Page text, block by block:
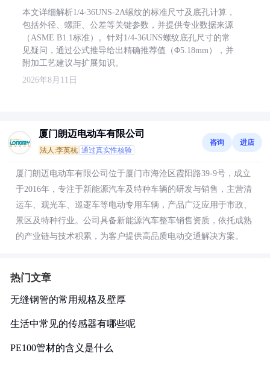
本文详细解析1/4-36UNS-2A螺纹的标准尺寸及底孔计算，
包括外径、螺距、公差等关键参数，并提供专业数据来源
（ASME B1.1标准）。针对1/4-36UNS螺纹底孔尺寸的常
见疑问，通过公式推导给出精确推荐值（Φ5.18mm），并
附加工艺建议与扩展知识。
2026年8月11日
厦门朗迈电动车有限公司
法人:李英杭 通过真实性核验
咨询 进店
厦门朗迈电动车有限公司位于厦门市海沧区霞阳路39-9号，成立
于2016年，专注于新能源汽车及特种车辆的研发与销售，主营清
运车、观光车、巡逻车等电动专用车辆，产品广泛应用于市政、
景区及特种行业。公司具备新能源汽车整车销售资质，依托成熟
的产业链与技术积累，为客户提供高品质电动交通解决方案。
热门文章
无缝钢管的常用规格及壁厚
生活中常见的传感器有哪些呢
PE100管材的含义是什么